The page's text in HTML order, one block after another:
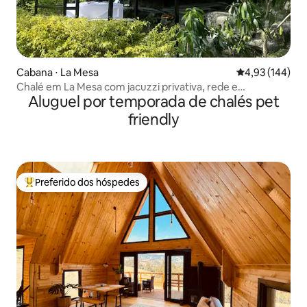
Cabana ⋅ La Mesa 4,93 de uma
4,93 (144)
Chalé em La Mesa com jacuzzi privativa, rede e
churrasqueira
Aluguel por temporada de chalés pet
friendly
Entre os melhores preferidos dos hóspedes
Preferido dos hóspedes